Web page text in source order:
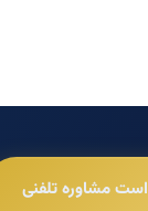
مشاوره تلفنی